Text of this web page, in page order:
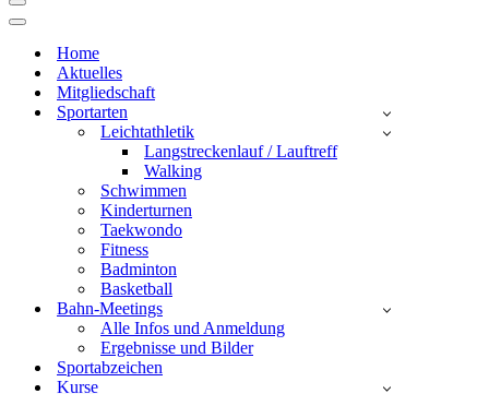
Navigationsmenü
Navigationsmenü
Home
Aktuelles
Mitgliedschaft
Sportarten
Leichtathletik
Langstreckenlauf / Lauftreff
Walking
Schwimmen
Kinderturnen
Taekwondo
Fitness
Badminton
Basketball
Bahn-Meetings
Alle Infos und Anmeldung
Ergebnisse und Bilder
Sportabzeichen
Kurse